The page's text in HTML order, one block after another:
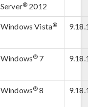
Server® 2012
Windows Vista®
Windows® 7
Windows® 8